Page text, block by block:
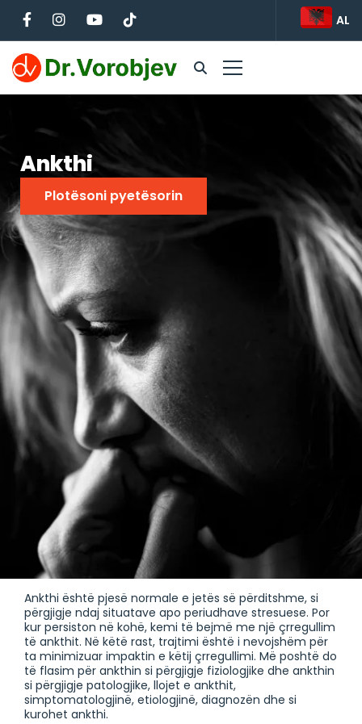
AL
Ankthi
Plotësoni pyetësorin
Ankthi është pjesë normale e jetës së përditshme, si
përgjigje ndaj situatave apo periudhave stresuese. Por
kur persiston në kohë, kemi të bejmë me një çrregullim
të ankthit. Në këtë rast, trajtimi është i nevojshëm për
ta minimizuar impaktin e këtij çrregullimi. Më poshtë do
të flasim për ankthin si përgjigje fiziologjike dhe ankthin
si përgjigje patologjike, llojet e ankthit,
simptomatologjinë, etiologjinë, diagnozën dhe si
kurohet ankthi.